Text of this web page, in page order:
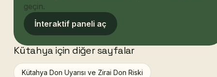
geçin.
İnteraktif paneli aç
Kütahya için diğer sayfalar
Kütahya Don Uyarısı ve Zirai Don Riski